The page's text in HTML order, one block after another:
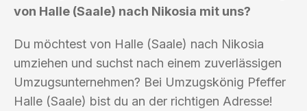
von Halle (Saale) nach Nikosia mit uns?
Du möchtest von Halle (Saale) nach Nikosia
umziehen und suchst nach einem zuverlässigen
Umzugsunternehmen? Bei Umzugskönig Pfeffer
Halle (Saale) bist du an der richtigen Adresse!